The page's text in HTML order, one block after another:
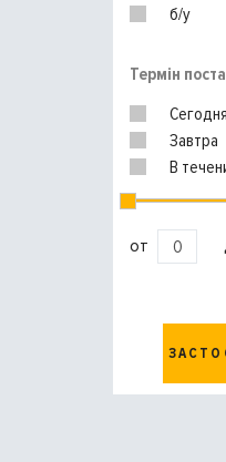
б/у
Термін
Сегодня
Завтра
В
от